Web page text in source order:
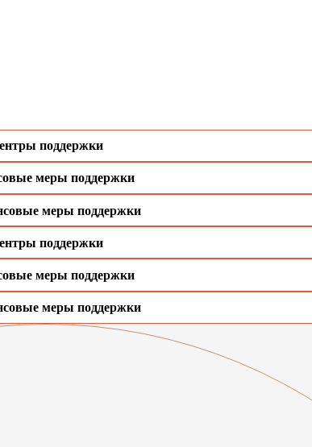
поддержки
меры поддержки
меры поддержки
поддержки
меры поддержки
меры поддержки